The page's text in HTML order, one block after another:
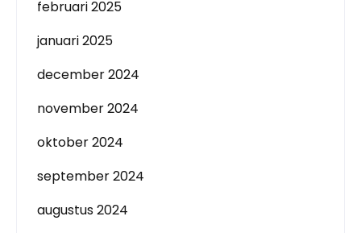
februari 2025
januari 2025
december 2024
november 2024
oktober 2024
september 2024
augustus 2024